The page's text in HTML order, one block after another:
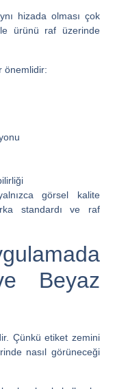
hizada olması çok
ürünü raf üzerinde
önemlidir:
görsel kalite
standardı ve raf
Beyaz
Çünkü etiket zemini
nasıl görüneceği